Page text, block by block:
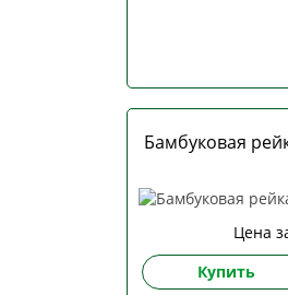
Бамбуковая
Цена
Купить